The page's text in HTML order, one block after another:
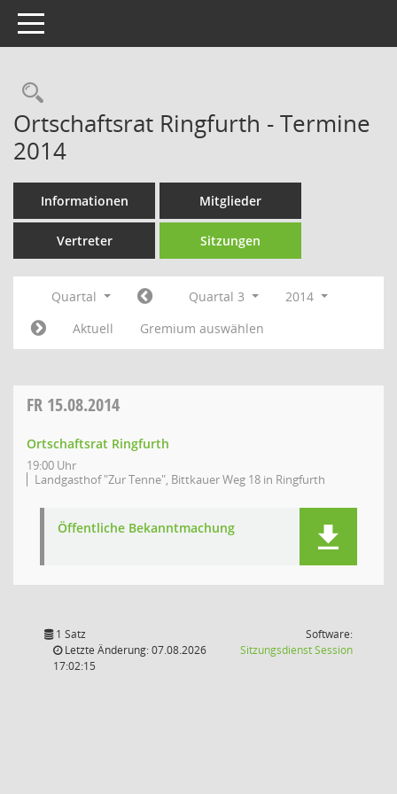
Toggle navigation
Rechercheauswahl
Ortschaftsrat Ringfurth - Termine
2014
Informationen Mitglieder
Vertreter Sitzungen
Quartal Quartal 3
2014
Aktuell
Gremium auswählen
FR 15.08.2014
Ortschaftsrat Ringfurth
19:00 Uhr
Landgasthof "Zur Tenne", Bittkauer Weg 18 in Ringfurth
Öffentliche Bekanntmachung
1 Satz
Letzte Änderung: 07.08.2026
17:02:15
Software:
SitzungsdienstSession(Wird in